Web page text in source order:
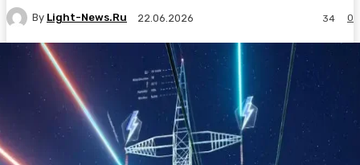
By Light-News.ru 22.06.2026 0
34